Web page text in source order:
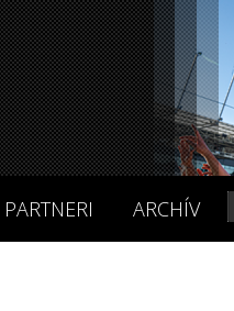
PARTNERI ARCHÍV